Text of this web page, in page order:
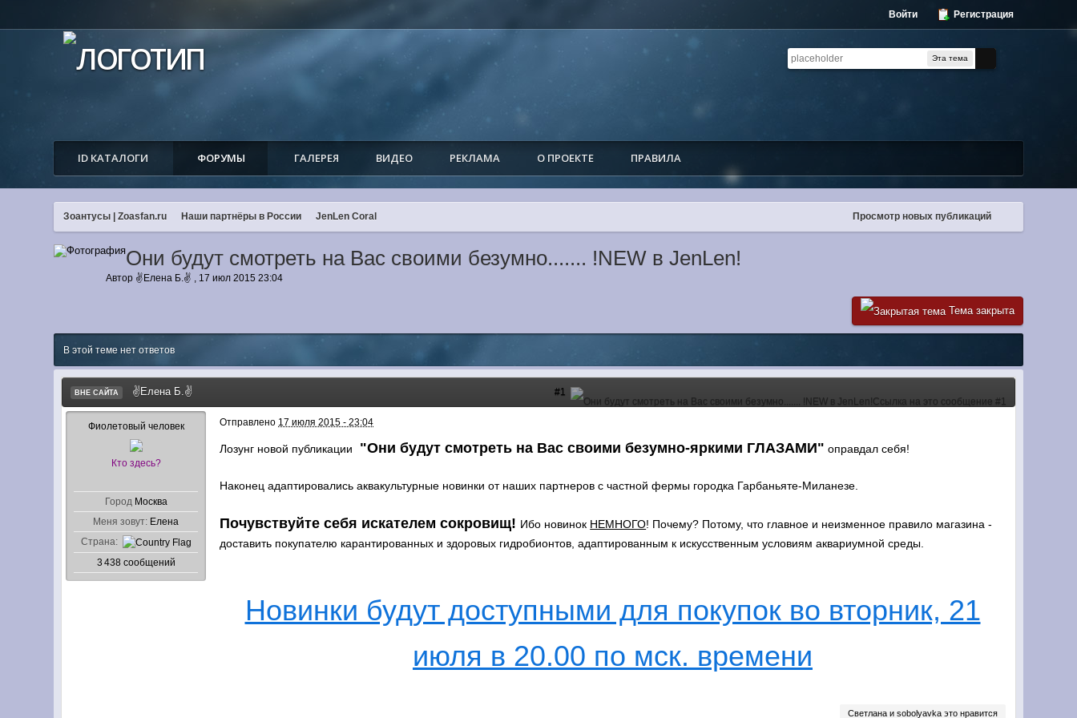
Войти Регистрация
Эта тема
ID КАТАЛОГИ ФОРУМЫ ГАЛЕРЕЯ ВИДЕО РЕКЛАМА О ПРОЕКТЕ ПРАВИЛА
Зоантусы | Zoasfan.ru Наши партнёры в России JenLen Coral Просмотр новых публикаций
Они будут смотреть на Вас своими безумно....... !NEW в JenLen!
Автор ✌Елена Б.✌ , 17 июл 2015 23:04
Тема закрыта
В этой теме нет ответов
#1
ВНЕ САЙТА ✌Елена Б.✌
Фиолетовый человек
Кто здесь?
Город Москва
Меня зовут: Елена
Страна:
3 438 сообщений
Отправлено 17 июля 2015 - 23:04
Лозунг новой публикации "Они будут смотреть на Вас своими безумно-яркими ГЛАЗАМИ" оправдал себя!
Наконец адаптировались аквакультурные новинки от наших партнеров c частной фермы городка Гарбаньяте-Миланезе.
Почувствуйте себя искателем сокровищ! Ибо новинок НЕМНОГО! Почему? Потому, что главное и неизменное правило магазина -
доставить покупателю карантированных и здоровых гидробионтов, адаптированным к искусственным условиям аквариумной среды.
Новинки будут доступными для покупок во вторник, 21
июля в 20.00 по мск. времени
Светлана и sobolyavka это нравится